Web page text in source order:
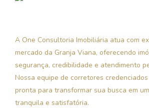
A One Consultoria Imobiliária atua com
mercado da Granja Viana, oferecendo
segurança, credibilidade e atendimento
Nossa equipe de corretores credenciados
pronta para transformar sua busca em
tranquila e satisfatória.